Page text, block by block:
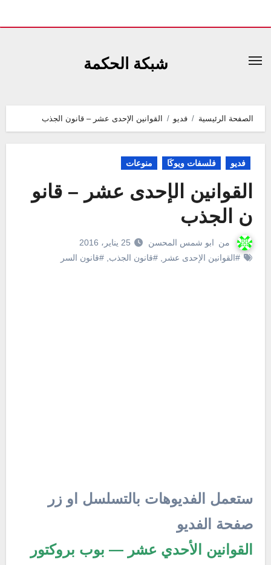
شبكة الحكمة
الصفحة الرئيسية فديو القوانين الإحدى عشر – قانون الجذب
فديو فلسفات ويوكَا منوعات
القوانين الإحدى عشر – قانو
ن الجذب
من ابو شمس المحسن
25 يناير، 2016
#القوانين الإحدى عشر , #قانون الجذب, #قانون السر
ستعمل الفديوهات بالتسلسل او زر
صفحة الفديو
القوانين الأحدي عشر — بوب بروكتور